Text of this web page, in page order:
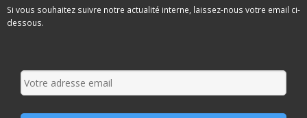
Si vous souhaitez suivre notre actualité interne, laissez-nous votre email ci-
dessous.